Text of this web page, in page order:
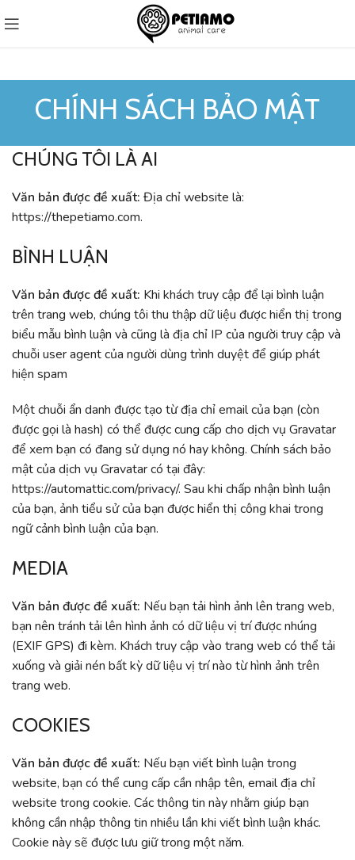
CHÍNH SÁCH BẢO MẬT
CHÚNG TÔI LÀ AI
Văn bản được đề xuất: Địa chỉ website là:
https://thepetiamo.com.
BÌNH LUẬN
Văn bản được đề xuất: Khi khách truy cập để lại bình luận
trên trang web, chúng tôi thu thập dữ liệu được hiển thị trong
biểu mẫu bình luận và cũng là địa chỉ IP của người truy cập và
chuỗi user agent của người dùng trình duyệt để giúp phát
hiện spam
Một chuỗi ẩn danh được tạo từ địa chỉ email của bạn (còn
được gọi là hash) có thể được cung cấp cho dịch vụ Gravatar
để xem bạn có đang sử dụng nó hay không. Chính sách bảo
mật của dịch vụ Gravatar có tại đây:
https://automattic.com/privacy/. Sau khi chấp nhận bình luận
của bạn, ảnh tiểu sử của bạn được hiển thị công khai trong
ngữ cảnh bình luận của bạn.
MEDIA
Văn bản được đề xuất: Nếu bạn tải hình ảnh lên trang web,
bạn nên tránh tải lên hình ảnh có dữ liệu vị trí được nhúng
(EXIF GPS) đi kèm. Khách truy cập vào trang web có thể tải
xuống và giải nén bất kỳ dữ liệu vị trí nào từ hình ảnh trên
trang web.
COOKIES
Văn bản được đề xuất: Nếu bạn viết bình luận trong
website, bạn có thể cung cấp cần nhập tên, email địa chỉ
website trong cookie. Các thông tin này nhằm giúp bạn
không cần nhập thông tin nhiều lần khi viết bình luận khác.
Cookie này sẽ được lưu giữ trong một năm.